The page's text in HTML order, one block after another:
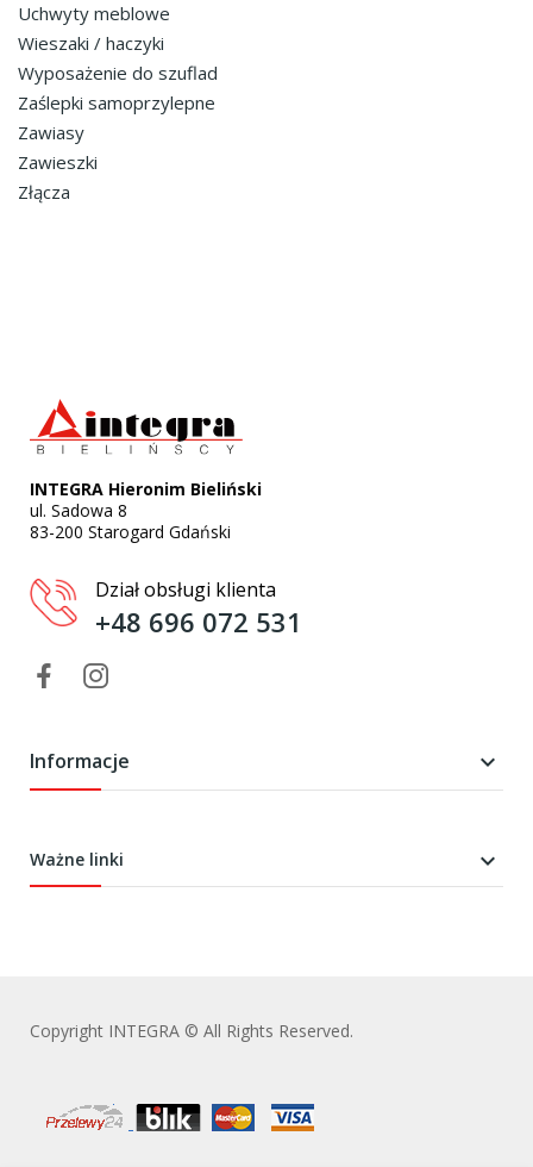
Uchwyty meblowe
Wieszaki / haczyki
Wyposażenie do szuflad
Zaślepki samoprzylepne
Zawiasy
Zawieszki
Złącza
INTEGRA Hieronim Bieliński
ul. Sadowa 8
83-200 Starogard Gdański
Dział obsługi klienta
+48 696 072 531
Informacje 
Ważne linki 
Copyright INTEGRA © All Rights Reserved.